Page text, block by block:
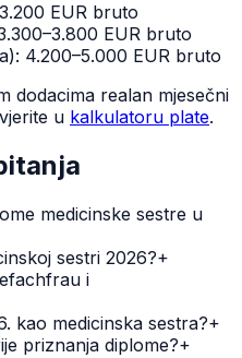
EUR bruto
EUR bruto
4.200–5.000 EUR bruto
dodacima realan mjesečni
u kalkulatoru plate.
medicinske sestre u
sestri 2026?+
i
kao medicinska sestra?+
priznanja diplome?+